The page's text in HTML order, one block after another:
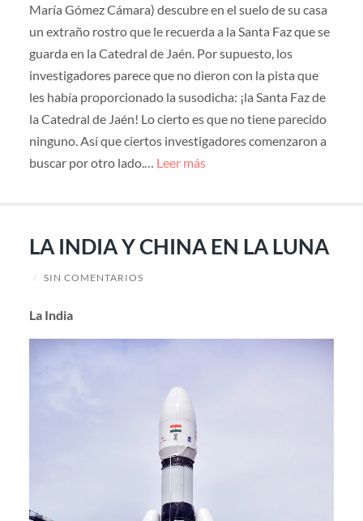
María Gómez Cámara) descubre en el suelo de su casa
un extraño rostro que le recuerda a la Santa Faz que se
guarda en la Catedral de Jaén. Por supuesto, los
investigadores parece que no dieron con la pista que
les había proporcionado la susodicha: ¡la Santa Faz de
la Catedral de Jaén! Lo cierto es que no tiene parecido
ninguno. Así que ciertos investigadores comenzaron a
buscar por otro lado.… Leer más
LA INDIA Y CHINA EN LA LUNA
/ SIN COMENTARIOS
La India